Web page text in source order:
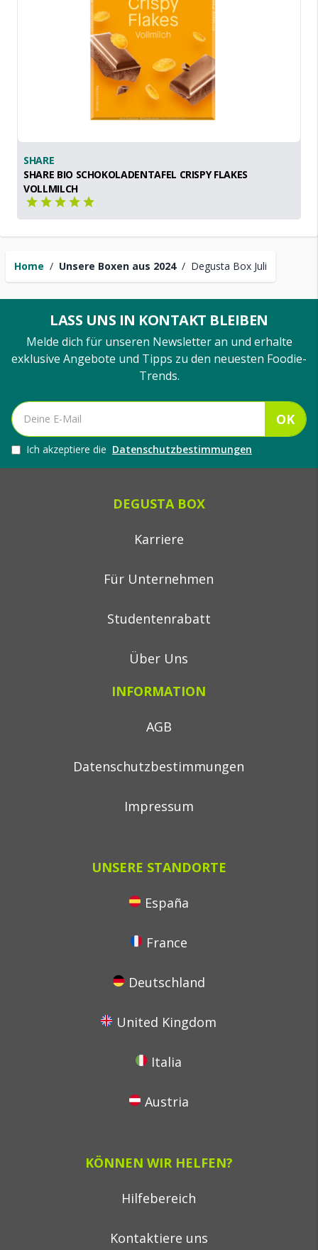
Home / Unsere Boxen aus 2024 / Degusta Box Juli
SHARE
SHARE BIO SCHOKOLADENTAFEL CRISPY FLAKES
VOLLMILCH
LASS UNS IN KONTAKT BLEIBEN
Melde dich für unseren Newsletter an und erhalte
exklusive Angebote und Tipps zu den neuesten Foodie-
Trends.
OK
Ich akzeptiere die Datenschutzbestimmungen
DEGUSTA BOX
Karriere
Für Unternehmen
Studentenrabatt
Über Uns
INFORMATION
AGB
Datenschutzbestimmungen
Impressum
UNSERE STANDORTE
España
France
Deutschland
United Kingdom
Italia
Austria
KÖNNEN WIR HELFEN?
Hilfebereich
Kontaktiere uns